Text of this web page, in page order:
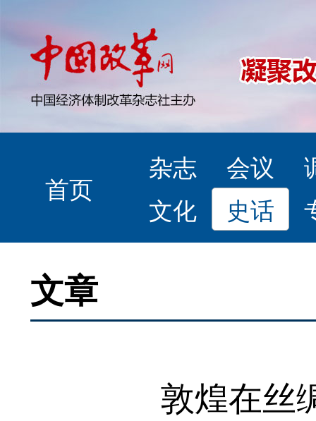
首页
杂志 会议
文化
史话
文章
敦煌在丝